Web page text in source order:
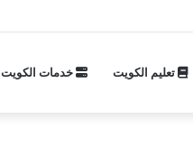
تعليم الكويت خدمات الكويت